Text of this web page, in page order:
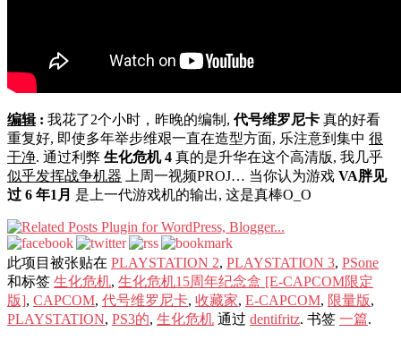
编辑: 我花了2个小时，昨晚的编制,代号维罗尼卡 真的好看
重复好, 即使多年举步维艰一直在造型方面, 乐注意到集中 很
干净. 通过利弊 生化危机 4 真的是升华在这个高清版, 我几乎
似乎发挥战争机器 上周一视频PROJ… 当你认为游戏 VA胖见
过 6 年1月 是上一代游戏机的输出, 这是真棒O_O
此项目被张贴在 PLAYSTATION 2, PLAYSTATION 3, PSone
和标签 生化危机, 生化危机15周年纪念盒 [E-CAPCOM限定
版], CAPCOM, 代号维罗尼卡, 收藏家, E-CAPCOM, 限量版,
PLAYSTATION, PS3的, 生化危机 通过 dentifritz. 书签 一篇.